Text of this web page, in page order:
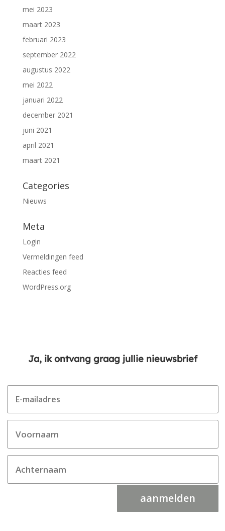
mei 2023
maart 2023
februari 2023
september 2022
augustus 2022
mei 2022
januari 2022
december 2021
juni 2021
april 2021
maart 2021
Categories
Nieuws
Meta
Login
Vermeldingen feed
Reacties feed
WordPress.org
Ja, ik ontvang graag jullie nieuwsbrief
aanmelden